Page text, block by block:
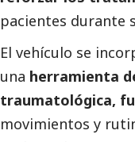
pacientes durante
El vehículo se
una herramienta
traumatológica,
movimientos y